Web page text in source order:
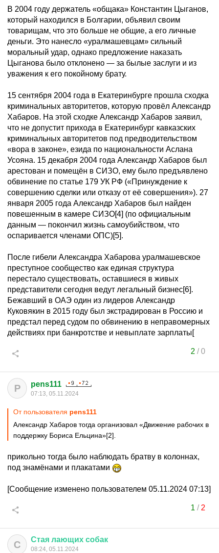
В 2004 году держатель «общака» Константин Цыганов,
который находился в Болгарии, объявил своим
товарищам, что это больше не общие, а его личные
деньги. Это нанесло «уралмашевцам» сильный
моральный удар, однако предложение наказать
Цыганова было отклонено — за былые заслуги и из
уважения к его покойному брату.
15 сентября 2004 года в Екатеринбурге прошла сходка
криминальных авторитетов, которую провёл Александр
Хабаров. На этой сходке Александр Хабаров заявил,
что не допустит прихода в Екатеринбург кавказских
криминальных авторитетов под предводительством
«вора в законе», езида по национальности Аслана
Усояна. 15 декабря 2004 года Александр Хабаров был
арестован и помещён в СИЗО, ему было предъявлено
обвинение по статье 179 УК РФ («Принуждение к
совершению сделки или отказу от её совершения»). 27
января 2005 года Александр Хабаров был найден
повешенным в камере СИЗО[4] (по официальным
данным — покончил жизнь самоубийством, что
оспаривается членами ОПС)[5].
После гибели Александра Хабарова уралмашевское
преступное сообщество как единая структура
перестало существовать, оставшиеся в живых
представители сегодня ведут легальный бизнес[6].
Бежавший в ОАЭ один из лидеров Александр
Куковякин в 2015 году был экстрадирован в Россию и
предстал перед судом по обвинению в неправомерных
действиях при банкротстве и невыплате зарплаты[
2 /0
P pens111
07:13, 05.11.2024
От пользователя pens111
Александр Хабаров тогда организовал «Движение рабочих в
поддержку Бориса Ельцина»[2].
прикольно тогда было наблюдать братву в колоннах,
под знамёнами и плакатами
[Сообщение изменено пользователем 05.11.2024 07:13]
1 / 2
С Стая лающих собак
08:24, 05.11.2024